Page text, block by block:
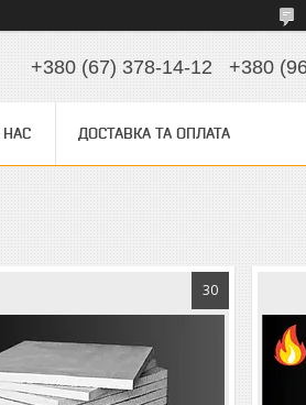
+380 (67) 378-14-12 +380
ДОСТАВКА ТА ОПЛАТА
30